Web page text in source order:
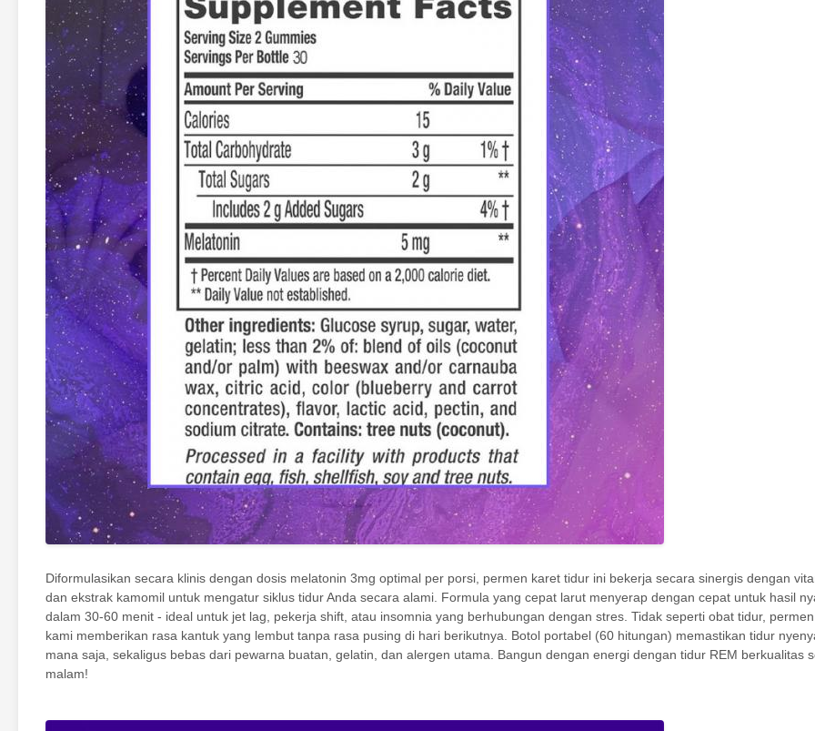
Diformulasikan secara klinis dengan dosis melatonin 3mg optimal per porsi, permen karet tidur ini bekerja secara sinergis dengan
dan ekstrak kamomil untuk mengatur siklus tidur Anda secara alami. Formula yang cepat larut menyerap dengan cepat untuk hasil
dalam 30-60 menit - ideal untuk jet lag, pekerja shift, atau insomnia yang berhubungan dengan stres. Tidak seperti obat tidur,
kami memberikan rasa kantuk yang lembut tanpa rasa pusing di hari berikutnya. Botol portabel (60 hitungan) memastikan tidur
mana saja, sekaligus bebas dari pewarna buatan, gelatin, dan alergen utama. Bangun dengan energi dengan tidur REM berkualitas
malam!